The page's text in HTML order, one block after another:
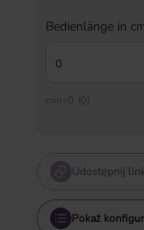
Bedienlänge in
min=0 (0)
Udostępnij
Pokaż